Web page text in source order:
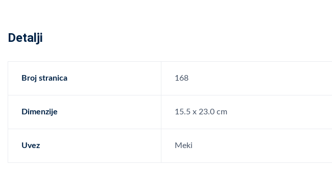
Detalji
Broj stranica 168
Dimenzije 15.5 x 23.0 cm
Uvez Meki